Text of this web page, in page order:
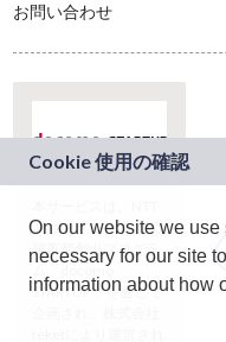
お問い合わせ
ドコモグループの新
規事業創出プログラ
ム「docomo
STARTUP」を通じて
On our website we
necessary for our site
information about how